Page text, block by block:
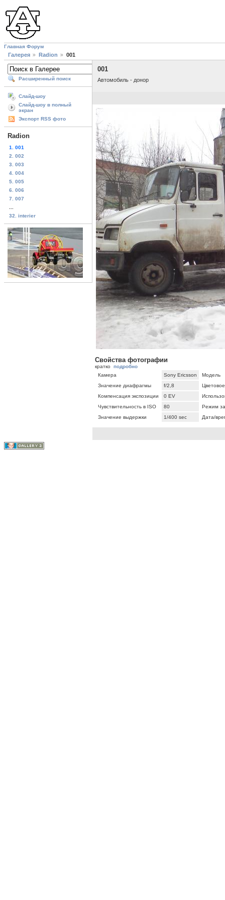
Главная Форум
Галерея Radion 001
Расширенный поиск
Слайд-шоу
Слайд-шоу в полный
экран
Экспорт RSS фото
Radion
1. 001
2. 002
3. 003
4. 004
5. 005
6. 006
7. 007
32. interier
001
Автомобиль - донор
Свойства фотографии
кратко подробно
Камера
Sony Ericsson
Модель
Значение диафрагмы
f/2,8
Компенсация экспозиции
0 EV
Чувствительность в ISO
80
Режим
Значение выдержки
1/400 sec Дата/